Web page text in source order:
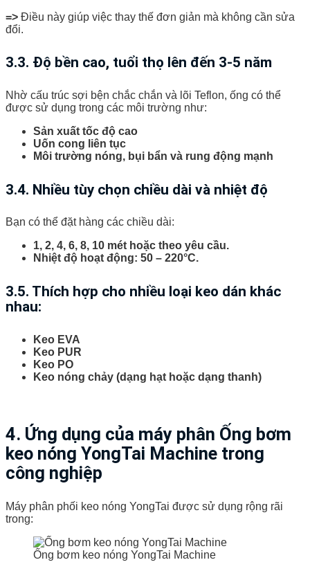
=> Điều này giúp việc thay thế đơn giản mà không cần sửa
đổi.
3.3. Độ bền cao, tuổi thọ lên đến 3-5 năm
Nhờ cấu trúc sợi bện chắc chắn và lõi Teflon, ống có thể
được sử dụng trong các môi trường như:
Sản xuất tốc độ cao
Uốn cong liên tục
Môi trường nóng, bụi bẩn và rung động mạnh
3.4. Nhiều tùy chọn chiều dài và nhiệt độ
Bạn có thể đặt hàng các chiều dài:
1, 2, 4, 6, 8, 10 mét hoặc theo yêu cầu.
Nhiệt độ hoạt động: 50 – 220°C.
3.5. Thích hợp cho nhiều loại keo dán khác
nhau:
Keo EVA
Keo PUR
Keo PO
Keo nóng chảy (dạng hạt hoặc dạng thanh)
4. Ứng dụng của máy phân Ống bơm
keo nóng YongTai Machine trong
công nghiệp
Máy phân phối keo nóng YongTai được sử dụng rộng rãi
trong:
Ống bơm keo nóng YongTai Machine